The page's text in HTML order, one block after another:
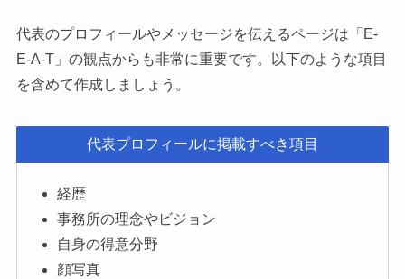
代表のプロフィールやメッセージを伝えるページは「E-
E-A-T」の観点からも非常に重要です。以下のような項目
を含めて作成しましょう。
代表プロフィールに掲載すべき項目
経歴
事務所の理念やビジョン
自身の得意分野
顔写真